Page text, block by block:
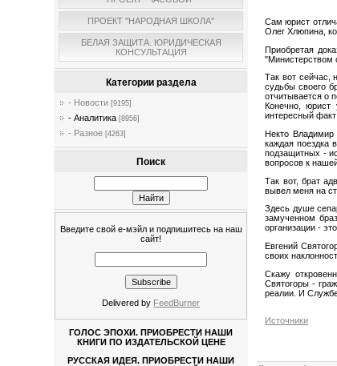
ПРОЕКТ "НАРОДНАЯ ШКОЛА"
БЕЛАЯ ЗАЩИТА. ЮРИДИЧЕСКАЯ
КОНСУЛЬТАЦИЯ
Категории раздела
- Новости [9195]
- Аналитика [8956]
- Разное [4263]
Поиск
Введите свой е-мэйл и подпишитесь на наш
сайт!
Delivered by FeedBurner
ГОЛОС ЭПОХИ. ПРИОБРЕСТИ НАШИ
КНИГИ ПО ИЗДАТЕЛЬСКОЙ ЦЕНЕ
РУССКАЯ ИДЕЯ. ПРИОБРЕСТИ НАШИ
Сам юрист
Олег Хлюпина,
Приобретая
"Министерством
Так вот сейчас,
судьбы своего
отчитывается о
Конечно, юрист
интересный факт
Некто Владимир
каждая поездка
подзащитных -
вопросов к
Так вот, брат
вывел меня на
Здесь душе
замученном
организации -
Евгений
своих
Скажу
Святогоры -
реалии. И
Источники